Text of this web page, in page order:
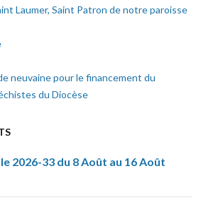
Laumer, Saint Patron de notre paroisse
neuvaine pour le financement du
du Diocèse
2026-33 du 8 Août au 16 Août